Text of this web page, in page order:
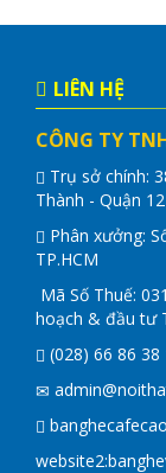
LIÊN HỆ
CÔNG TY
Trụ sở chính:
Thành - Quận
Phân xưởng:
TP.HCM
Mã Số Thuế:
hoạch & đầu tư
(028) 66 86
website2: